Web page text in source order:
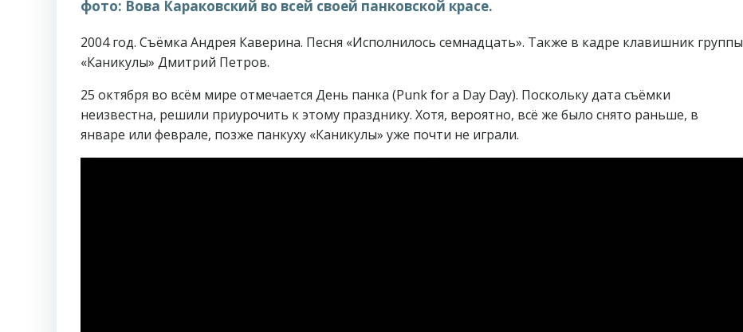
фото: Вова Караковский во всей своей панковской красе.
2004 год. Съёмка Андрея Каверина. Песня «Исполнилось семнадцать». Также в кадре клавишник группы
«Каникулы» Дмитрий Петров.
25 октября во всём мире отмечается День панка (Punk for a Day Day). Поскольку дата съёмки
неизвестна, решили приурочить к этому празднику. Хотя, вероятно, всё же было снято раньше, в
январе или феврале, позже панкуху «Каникулы» уже почти не играли.